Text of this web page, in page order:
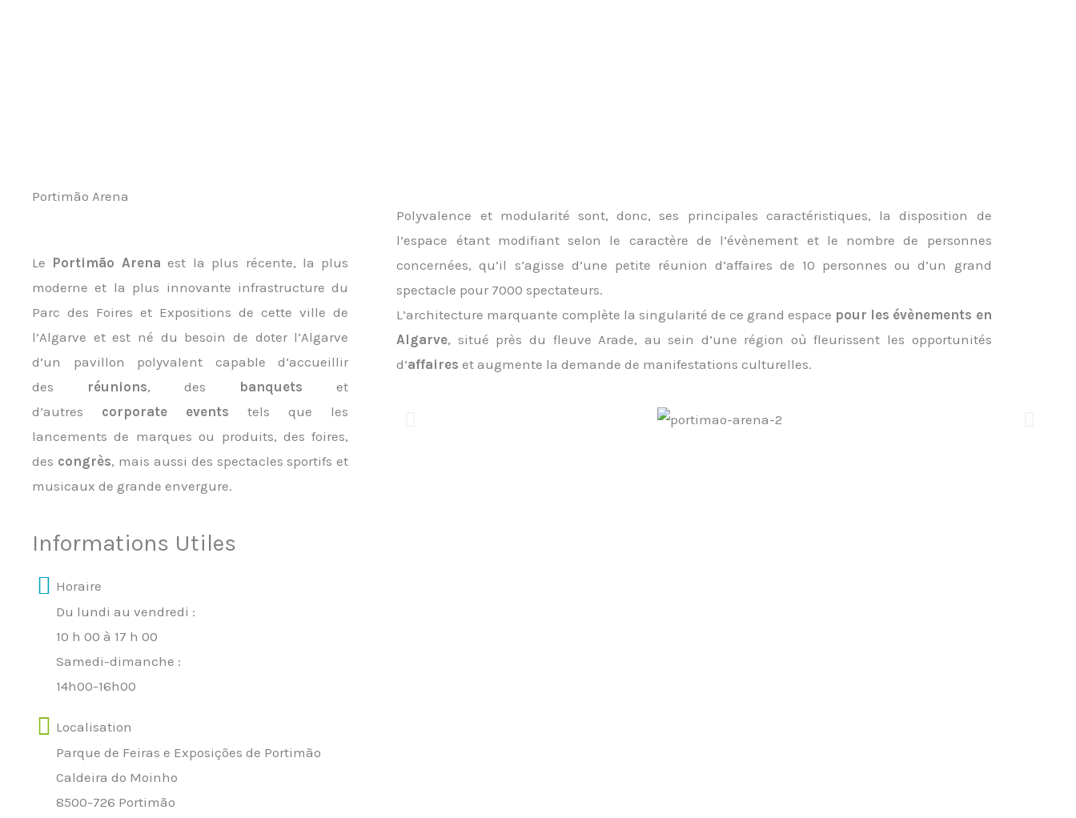
Portimão Arena​
Le Portimão Arena est la plus récente, la plus
moderne et la plus innovante infrastructure du
Parc des Foires et Expositions de cette ville de
l’Algarve et est né du besoin de doter l’Algarve
d’un pavillon polyvalent capable d’accueillir
des réunions, des banquets et
d’autres corporate events tels que les
lancements de marques ou produits, des foires,
des congrès, mais aussi des spectacles sportifs et
musicaux de grande envergure.
Informations Utiles
Horaire
Du lundi au vendredi :
10 h 00 à 17 h 00
Samedi-dimanche :
14h00-16h00
Localisation
Parque de Feiras e Exposições de Portimão
Caldeira do Moinho
8500-726 Portimão
Polyvalence et modularité sont, donc, ses principales caractéristiques, la disposition de
l’espace étant modifiant selon le caractère de l’évènement et le nombre de personnes
concernées, qu’il s’agisse d’une petite réunion d’affaires de 10 personnes ou d’un grand
spectacle pour 7000 spectateurs.
L’architecture marquante complète la singularité de ce grand espace pour les évènements en
Algarve, situé près du fleuve Arade, au sein d’une région où fleurissent les opportunités
d’affaires et augmente la demande de manifestations culturelles.